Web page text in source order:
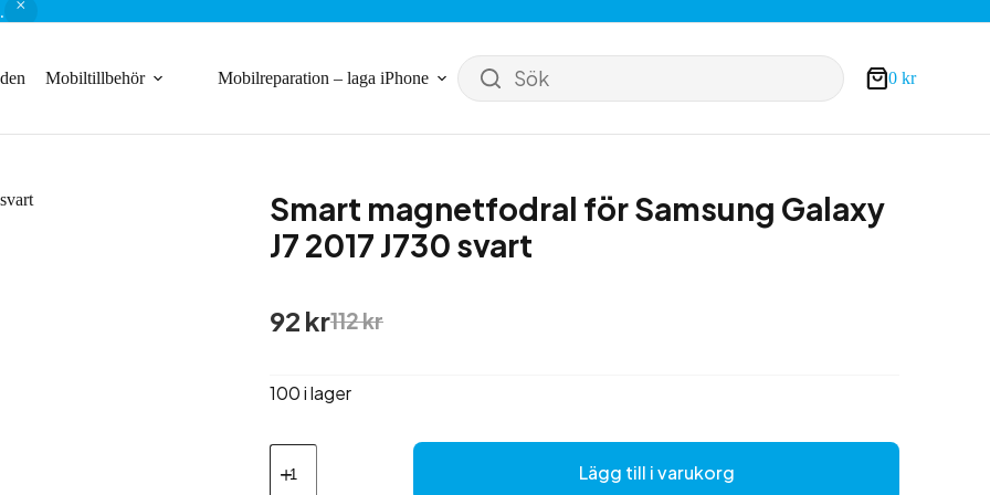
Mobiltillbehör Mobilreparation – laga iPhone Sök Varukorg
0 kr
Smart magnetfodral för Samsung Galaxy
J7 2017 J730 svart
112kr
Det
ursprungliga
var:
92 krDet
nuvarande
är:
100 i lager
Smart
magnetfodral
Lägg till i varukorg